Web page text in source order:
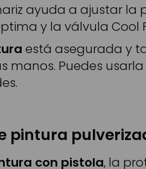
ayuda a ajustar
y la válvula Cool
está asegurada y
manos. Puedes
pintura
con pistola, la